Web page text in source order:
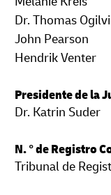
Dr. Thomas
John Pearson
Hendrik Venter
Presidente de la
Dr. Katrin Suder
N. ° de Registro
Tribunal de